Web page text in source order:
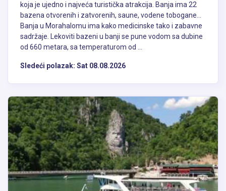
koja je ujedno i najveća turistička atrakcija. Banja ima 22
bazena otvorenih i zatvorenih, saune, vodene tobogane…
Banja u Morahalomu ima kako medicinske tako i zabavne
sadržaje. Lekoviti bazeni u banji se pune vodom sa dubine
od 660 metara, sa temperaturom od ...
Sledeći polazak: Sat 08.08.2026